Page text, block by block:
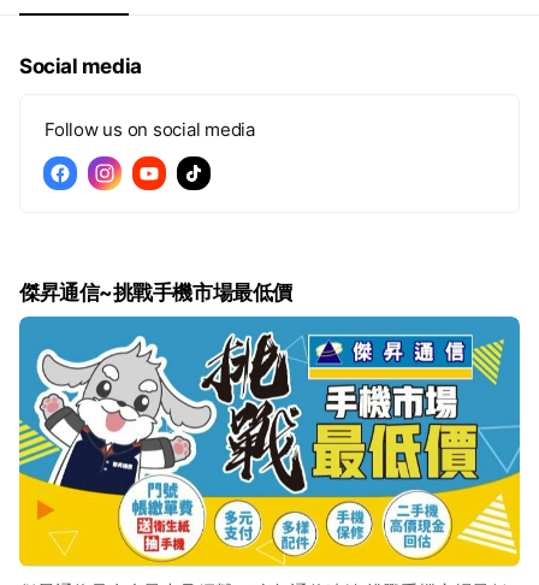
Social media
Follow us on social media
傑昇通信~挑戰手機市場最低價